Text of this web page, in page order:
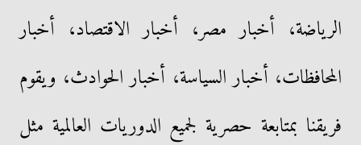
الرياضة، أخبار مصر، أخبار الاقتصاد، أخبار
المحافظات، أخبار السياسة، أخبار الحوادث، ويقوم
فريقنا بمتابعة حصرية لجميع الدوريات العالمية مثل